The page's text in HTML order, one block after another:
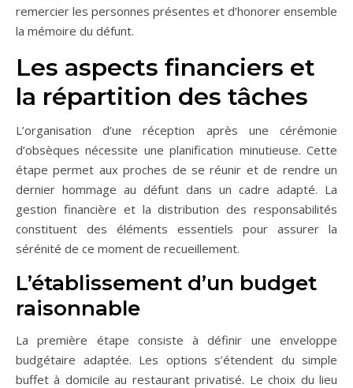
remercier les personnes présentes et d’honorer ensemble
la mémoire du défunt.
Les aspects financiers et
la répartition des tâches
L’organisation d’une réception après une cérémonie
d’obsèques nécessite une planification minutieuse. Cette
étape permet aux proches de se réunir et de rendre un
dernier hommage au défunt dans un cadre adapté. La
gestion financière et la distribution des responsabilités
constituent des éléments essentiels pour assurer la
sérénité de ce moment de recueillement.
L’établissement d’un budget
raisonnable
La première étape consiste à définir une enveloppe
budgétaire adaptée. Les options s’étendent du simple
buffet à domicile au restaurant privatisé. Le choix du lieu